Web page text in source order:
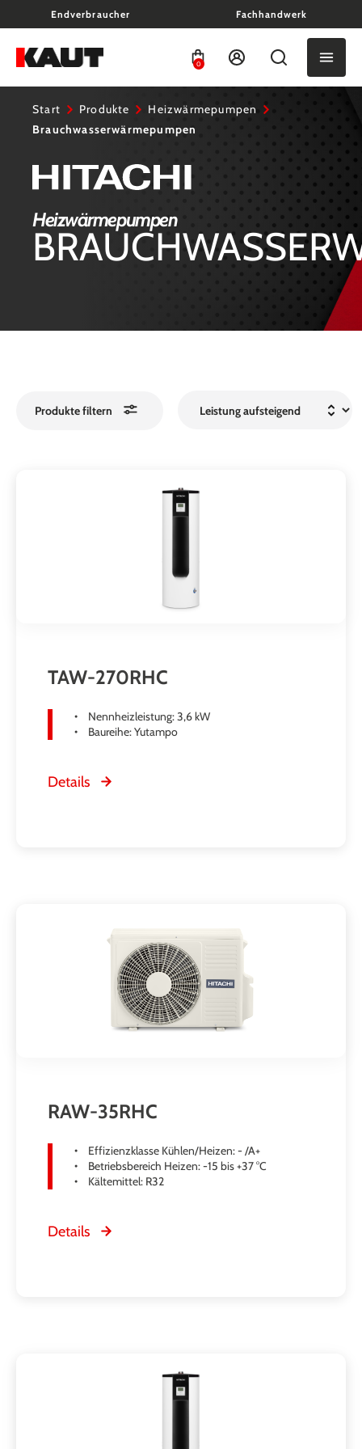
springenEndverbraucher Fachhandwerk
0
Start Produkte
Heizwärmepumpen
Brauchwasserwärmepumpen
Heizwärmepumpen
Produkte filtern
TAW-270RHC
Nennheizleistung: 3,6 kW
Baureihe: Yutampo
Details
RAW-35RHC
Effizienzklasse Kühlen/Heizen: - /A+
Betriebsbereich Heizen: -15 bis +37 °C
Kältemittel: R32
Details